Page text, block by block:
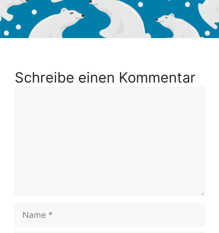
Schreibe einen Kommentar